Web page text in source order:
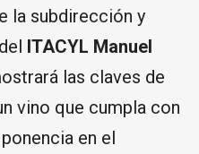
la subdirección y
ITACYL Manuel
las claves de
vino que cumpla con
en el